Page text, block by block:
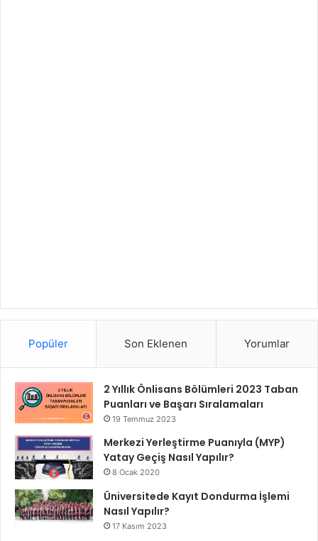
Popüler Son Eklenen Yorumlar
2 Yıllık Önlisans Bölümleri 2023 Taban
Puanları ve Başarı Sıralamaları
19 Temmuz 2023
Merkezi Yerleştirme Puanıyla (MYP)
Yatay Geçiş Nasıl Yapılır?
8 Ocak 2020
Üniversitede Kayıt Dondurma İşlemi
Nasıl Yapılır?
17 Kasım 2023